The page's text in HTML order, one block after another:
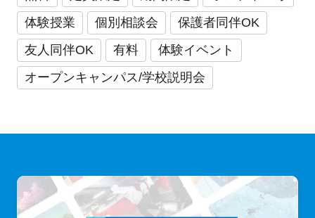
体験授業
個別相談会
保護者同伴OK
友人同伴OK
有料
体験イベント
オープンキャンパス/学校説明会